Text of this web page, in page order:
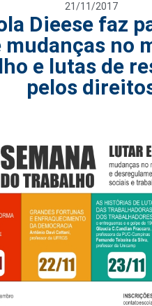
21/11/2017
Dieese faz
mudanças no
e lutas de
pelos